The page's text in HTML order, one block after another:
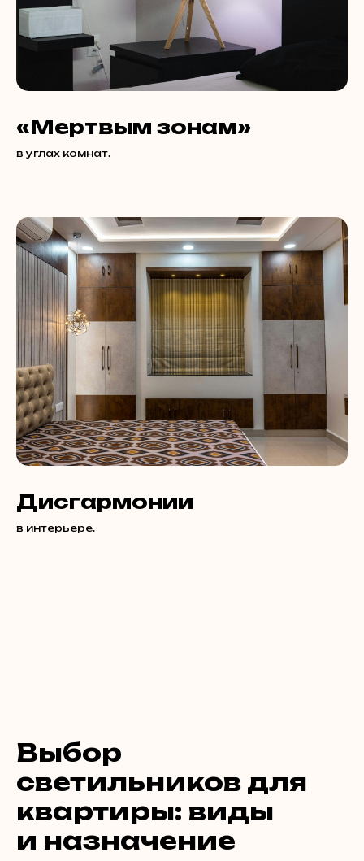
«Мертвым зонам»
в углах комнат.
Дисгармонии
в интерьере.
Выбор
светильников для
квартиры: виды
и назначение